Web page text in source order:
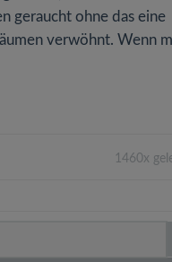
geraucht ohne das eine
verwöhnt. Wenn
1460x